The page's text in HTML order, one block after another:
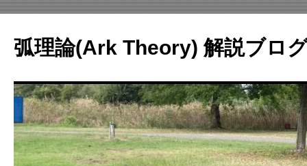
テ
ン
へ
ス
ッ
プ
弧理論(Ark Theory) 解説ブロ